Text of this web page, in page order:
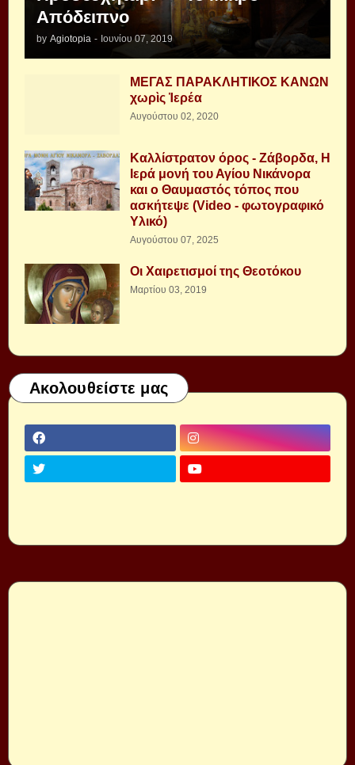
Απόδειπνο
by Agiotopia - Ιουνίου 07, 2019
ΜΕΓΑΣ ΠΑΡΑΚΛΗΤΙΚΟΣ ΚΑΝΩΝ
χωρὶς Ἱερέα
Αυγούστου 02, 2020
Καλλίστρατον όρος - Ζάβορδα, Η
Ιερά μονή του Αγίου Νικάνορα
και ο Θαυμαστός τόπος που
ασκήτεψε (Video - φωτογραφικό
Υλικό)
Αυγούστου 07, 2025
Οι Χαιρετισμοί της Θεοτόκου
Μαρτίου 03, 2019
Ακολουθείστε μας